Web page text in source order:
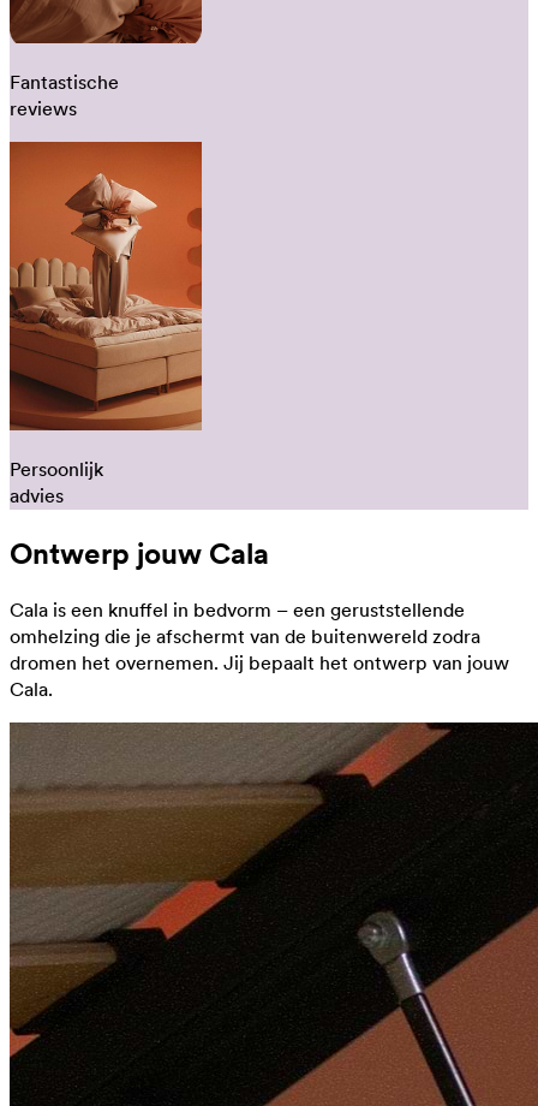
Fantastische
reviews
Persoonlijk
advies
Ontwerp jouw Cala
Cala is een knuffel in bedvorm – een geruststellende
omhelzing die je afschermt van de buitenwereld zodra
dromen het overnemen. Jij bepaalt het ontwerp van jouw
Cala.